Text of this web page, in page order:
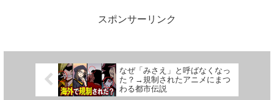
スポンサーリンク
なぜ「みさえ」と呼ばなくなっ
た？→規制されたアニメにまつ
わる都市伝説